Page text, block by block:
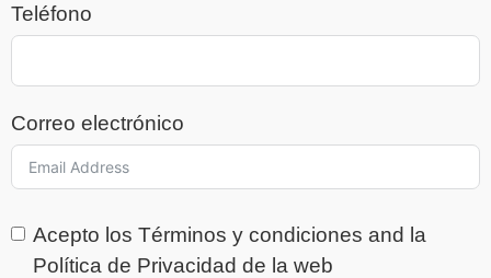
Teléfono
Correo electrónico
Acepto los Términos y condiciones and la
Política de Privacidad de la web